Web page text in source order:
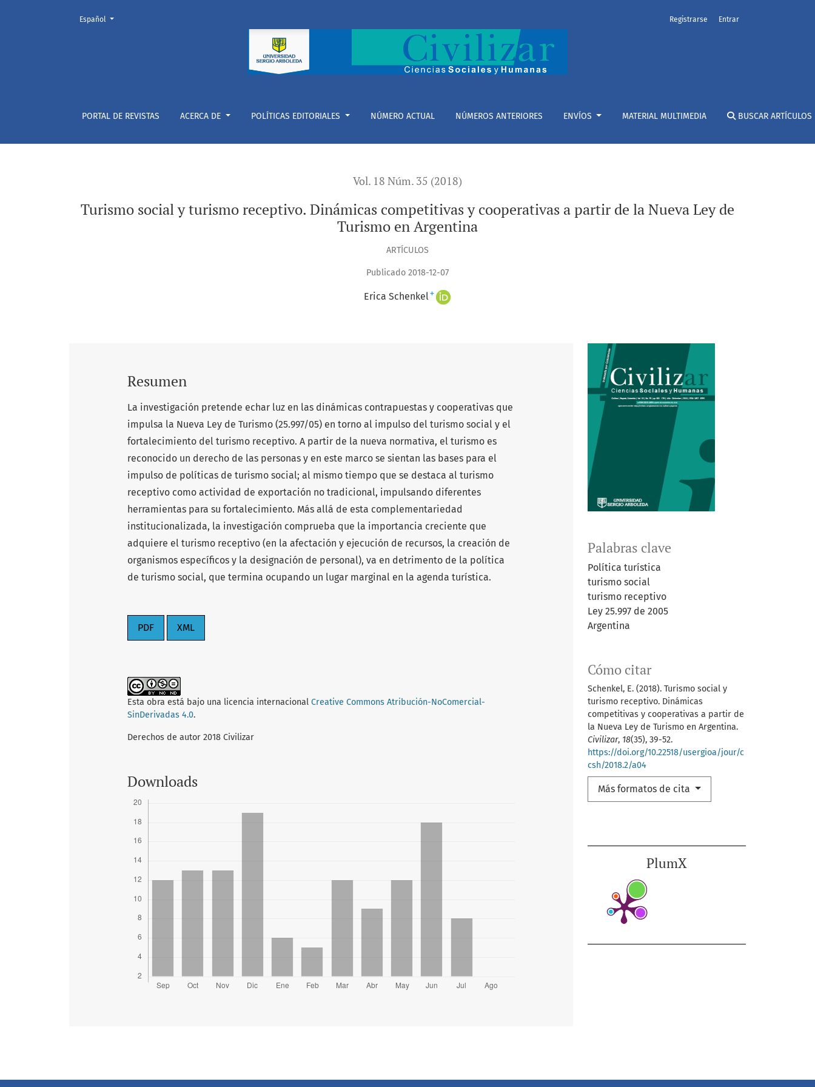
Turismo social y turismo receptivo. Dinámicas competitivas y cooperativas a partir de la Nueva Ley de Turismo en Argentina
PORTAL DE REVISTAS ACERCA DE POLÍTICAS EDITORIALES NÚMERO ACTUAL NÚMEROS ANTERIORES ENVÍOS MATERIAL MULTIMEDIA BUSCAR ARTÍCULOS
Registrarse Entrar
Cambiar el idioma. El actual es:
Español
Vol. 18 Núm. 35 (2018)
Turismo social y turismo receptivo. Dinámicas competitivas y cooperativas a partir de la Nueva Ley de
Turismo en Argentina
ARTÍCULOS
Publicado 2018-12-07
Erica Schenkel+
Palabras clave
Política turística
turismo social
turismo receptivo
Ley 25.997 de 2005
Argentina
Cómo citar
Schenkel, E. (2018). Turismo social y
turismo receptivo. Dinámicas
competitivas y cooperativas a partir de
la Nueva Ley de Turismo en Argentina.
Civilizar, 18(35), 39-52.
https://doi.org/10.22518/usergioa/jour/c
csh/2018.2/a04
Más formatos de cita
PlumX
Resumen
La investigación pretende echar luz en las dinámicas contrapuestas y cooperativas que
impulsa la Nueva Ley de Turismo (25.997/05) en torno al impulso del turismo social y el
fortalecimiento del turismo receptivo. A partir de la nueva normativa, el turismo es
reconocido un derecho de las personas y en este marco se sientan las bases para el
impulso de políticas de turismo social; al mismo tiempo que se destaca al turismo
receptivo como actividad de exportación no tradicional, impulsando diferentes
herramientas para su fortalecimiento. Más allá de esta complementariedad
institucionalizada, la investigación comprueba que la importancia creciente que
adquiere el turismo receptivo (en la afectación y ejecución de recursos, la creación de
organismos específicos y la designación de personal), va en detrimento de la política
de turismo social, que termina ocupando un lugar marginal en la agenda turística.
PDF XML
Esta obra está bajo una licencia internacional Creative Commons Atribución-NoComercial-
SinDerivadas 4.0.
Derechos de autor 2018 Civilizar
Downloads